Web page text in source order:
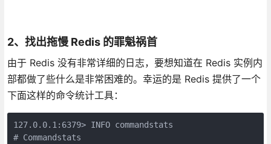
2、找出拖慢 Redis 的罪魁祸首
由于 Redis 没有非常详细的日志，要想知道在 Redis 实例内
部都做了些什么是非常困难的。幸运的是 Redis 提供了一个
下面这样的命令统计工具：
127.0.0.1:6379> INFO commandstats
# Commandstats